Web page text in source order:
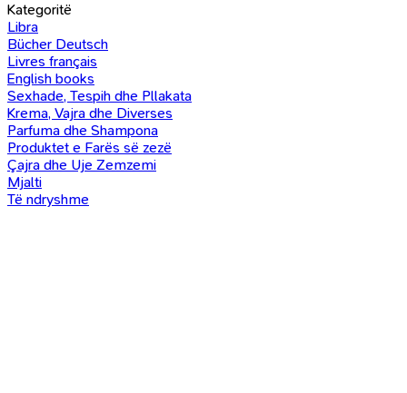
Kategoritë
Libra
Bücher Deutsch
Livres français
English books
Sexhade, Tespih dhe Pllakata
Krema, Vajra dhe Diverses
Parfuma dhe Shampona
Produktet e Farës së zezë
Çajra dhe Uje Zemzemi
Mjalti
Të ndryshme